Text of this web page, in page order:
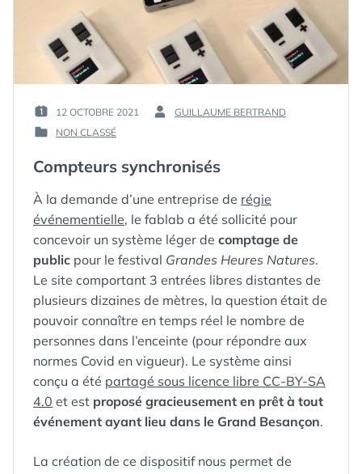
PUBLIÉ
LE :
12 OCTOBRE 2021
PAR :
GUILLAUME BERTRAND
PUBLIÉ
NON CLASSÉ
Compteurs synchronisés
À la demande d’une entreprise de régie
événementielle, le fablab a été sollicité pour
concevoir un système léger de comptage de
public pour le festival Grandes Heures Natures.
Le site comportant 3 entrées libres distantes de
plusieurs dizaines de mètres, la question était de
pouvoir connaître en temps réel le nombre de
personnes dans l’enceinte (pour répondre aux
normes Covid en vigueur). Le système ainsi
conçu a été partagé sous licence libre CC-BY-SA
4.0 et est proposé gracieusement en prêt à tout
événement ayant lieu dans le Grand Besançon.
La création de ce dispositif nous permet de